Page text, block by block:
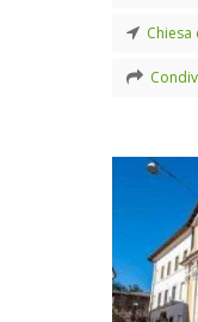
Chiesa